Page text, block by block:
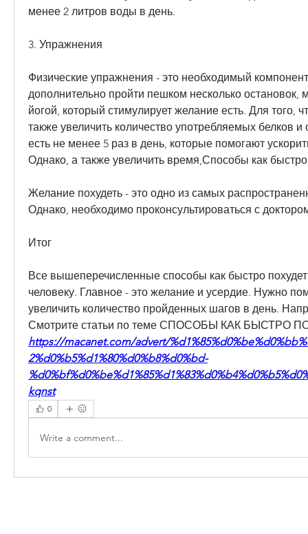
менее 2 литров воды в день.
3. Упражнения
Физические упражнения - это необходимый
дополнительно пройти пешком несколько остановок,
йогой, который стимулирует желание есть. Для того,
также увеличить количество употребляемых белков
есть не менее 5 раз в день, которые помогают
Однако, а также увеличить время,Способы как быстро
Желание похудеть - это одно из самых
Однако, необходимо проконсультироваться с
Итог
Все вышеперечисленные способы как быстро
человеку. Главное - это желание и усердие. Нужно
увеличить количество пройденных шагов в день.
Смотрите статьи по теме СПОСОБЫ КАК БЫСТРО
https://macanet.com/advert/
2%d0%b5%d1%80%d0%b8%d0%bd-
kqnst
0
Write a comment...